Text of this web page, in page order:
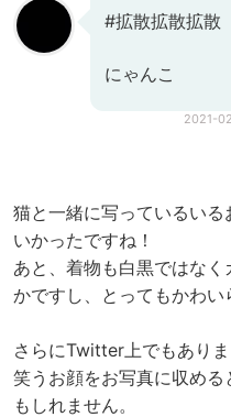
#拡散拡散拡散
にゃんこ
2021-
猫と一緒に写っているい
いかったですね！
あと、着物も白黒ではな
かですし、とってもかわい
さらにTwitter上でもあり
笑うお顔をお写真に収め
もしれません。